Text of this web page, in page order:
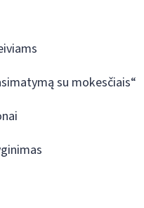
su mokesčiais“